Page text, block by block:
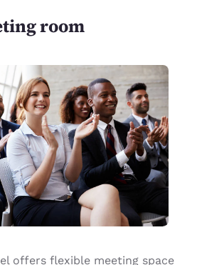
room
offers flexible meeting space